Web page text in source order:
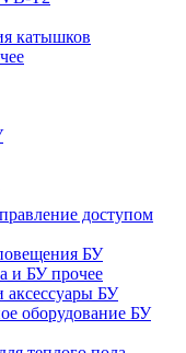
катышков
доступом
БУ
и БУ прочее
аксессуары БУ
оборудование БУ